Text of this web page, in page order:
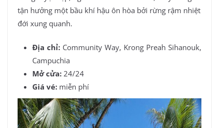
tận hưởng một bầu khí hậu ôn hòa bởi rừng rậm nhiệt
đới xung quanh.
Địa chỉ: Community Way, Krong Preah Sihanouk,
Campuchia
Mở cửa: 24/24
Giá vé: miễn phí